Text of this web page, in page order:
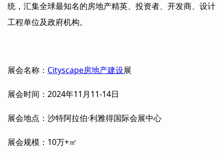
统，汇集全球最知名的房地产精英、投资者、开发商、设计
工程单位及政府机构。
展会名称： Cityscape房地产建设展
展会时间：2024年11月11-14日
展会地点：沙特阿拉伯·利雅得国际会展中心
展会规模：10万+㎡